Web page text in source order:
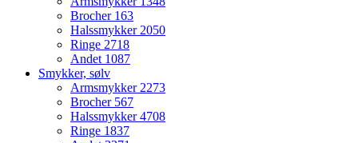
Brocher 163
Halssmykker 2050
Ringe 2718
Andet 1087
Smykker, sølv
Armsmykker 2273
Brocher 567
Halssmykker4708
Ringe 1837